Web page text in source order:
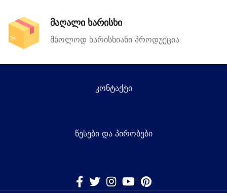
მაღალი ხარისხი
მხოლოდ ხარისხიანი პროდუქცია
კონტაქტი
წესები და პირობები